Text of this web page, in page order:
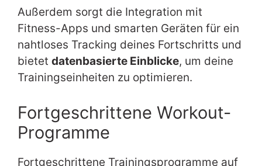
Außerdem sorgt die Integration mit
Fitness-Apps und smarten Geräten für ein
nahtloses Tracking deines Fortschritts und
bietet datenbasierte Einblicke, um deine
Trainingseinheiten zu optimieren.
Fortgeschrittene Workout-
Programme
Fortgeschrittene Trainingsprogramme auf